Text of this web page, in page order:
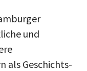
und
als Geschichts-